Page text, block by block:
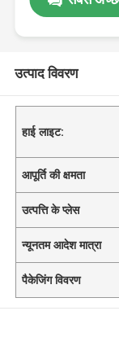
उत्पाद विवरण
हाई लाइट:
आपूर्ति की क्षमता
उत्पत्ति के प्लेस
न्यूनतम आदेश मात्रा
पैकेजिंग विवरण